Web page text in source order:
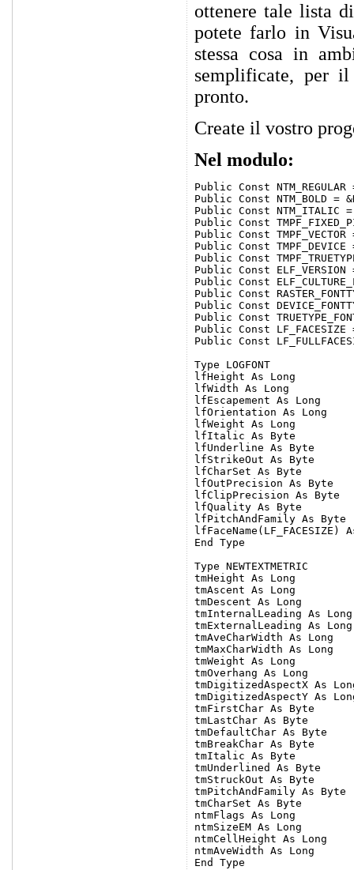
ottenere tale lista
potete farlo in
stessa cosa in
semplificate, per
pronto.
Create il vostro
Nel modulo:
Public Const NTM_REGULAR
Public Const NTM_BOLD =
Public Const NTM_ITALIC =
Public Const
Public Const TMPF_VECTOR
Public Const TMPF_DEVICE
Public Const
Public Const ELF_VERSION
Public Const
Public Const
Public Const
Public Const
Public Const LF_FACESIZE
Public Const
Type LOGFONT
lfHeight As Long
lfWidth As Long
lfEscapement As Long
lfOrientation As Long
lfWeight As Long
lfItalic As Byte
lfUnderline As Byte
lfStrikeOut As Byte
lfCharSet As Byte
lfOutPrecision As Byte
lfClipPrecision As Byte
lfQuality As Byte
lfPitchAndFamily As Byte
lfFaceName(LF_FACESIZE)
End Type
Type NEWTEXTMETRIC
tmHeight As Long
tmAscent As Long
tmDescent As Long
tmInternalLeading As Long
tmExternalLeading As Long
tmAveCharWidth As Long
tmMaxCharWidth As Long
tmWeight As Long
tmOverhang As Long
tmDigitizedAspectX As
tmDigitizedAspectY As
tmFirstChar As Byte
tmLastChar As Byte
tmDefaultChar As Byte
tmBreakChar As Byte
tmItalic As Byte
tmUnderlined As Byte
tmStruckOut As Byte
tmPitchAndFamily As Byte
tmCharSet As Byte
ntmFlags As Long
ntmSizeEM As Long
ntmCellHeight As Long
ntmAveWidth As Long
End Type